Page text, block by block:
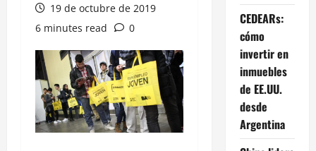
19 de octubre de 2019
6 minutes read
0
CEDEARs:
cómo
invertir en
inmuebles
de EE.UU.
desde
Argentina